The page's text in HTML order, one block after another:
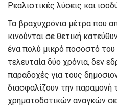
Ρεαλιστικές λύσεις και
Τα βραχυχρόνια μέτρα που
κινούνται σε θετική
ένα πολύ μικρό ποσοστό
τελευταία δύο χρόνια, δεν
παραδοχές για τους
διασφαλίζουν την
χρηματοδοτικών αναγκών σε